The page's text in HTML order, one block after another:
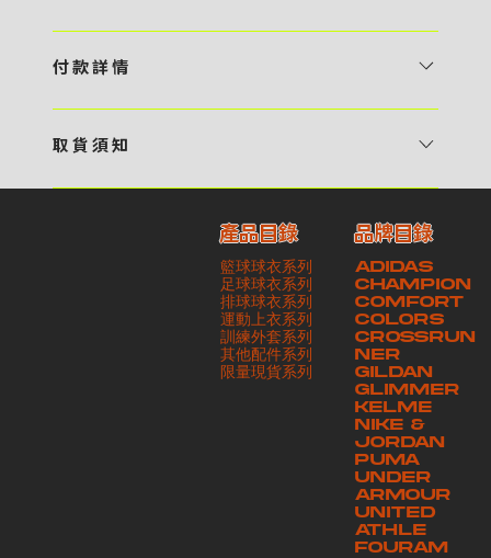
預 約 〉，參看官網上的商品目錄和作品照片去選擇心儀的款式，同時可
報價 貴客可透過電郵方式或 WhatsApp 平台提交定製資料，4AM 團
相關價目，貴客最終確認後將獲取正式完整單據，請安排繳付貨款訂金以
啟動貨品製作 4 / 商品印製 訂金核實後，4AM 團隊將隨即開始製作 5
/ 貨品提取 商品製作完成後，4AM 團隊將聯絡貴客安排貨款餘額及提取
貨品。貴客可選擇最適合的付款方式以及取貨安排
付 款 詳 情
・ Payme ・ 現金機入數 ・ 銀行櫃檯入數 ・ ATM自動櫃員機轉帳 ・
交易單據。如貴客欲更改電郵地址，請與 4AM 團隊聯絡 - 貴客的付款
記錄可透過電郵 或 WhatsApp平台（ 請註明訂單編號 ）交予4AM 團
隊核實有關款項 - 任何轉帳或換匯交易手續費等額外費用，一概不歸屬
本公司之責任 - 貴客請於收獲本公司正式訂購單據後 3 個工作天內安排
付款。如未能按期繳付所需款項，貴客須緻交因逾期所衍生之額外行政費
取 貨 須 知
請與4AM團隊職員聯絡預約取貨時間｜​ ・ GoGoVan ｜即日完成配送
服務｜運費由貴客現金支付司機｜ ・ 順豐速運 ｜貨件運送需要多於2－
3個工作天｜到付｜​ - 貴客請於貨品可取日起之 10 個工作天內安排提取
貨品，如逾期未取，本公司將不予保存相關貨品。有關貨款訂金將不予歸
還，貴客仍須負責貨款餘額 - 貴客請於收貨時小心核對貨品數量及檢查
貨品品質 - 基於 S.F. Express / GoGoVan 等託運商為第三方服務，
本公司將保證貨品安全到達第三方手中。如第三方在運送過程中引致任何
有關貨品之遺失、損毀、誤投或運送延誤，本公司一律不負責
產品目錄
籃球球衣系列
足球球衣系列
排球球衣系列
運動上衣系列
訓練外套系列
其他配件系列
​限量現貨系列
ADIDAS
CHAMPION
COMFORT
COLORS
CROSSRUN
NER
GILDAN
GLIMMER
KELME
NIKE &
JORDAN
PUMA
UNDER
ARMOUR
UNITED
ATHLE
FOURAM
品牌目錄